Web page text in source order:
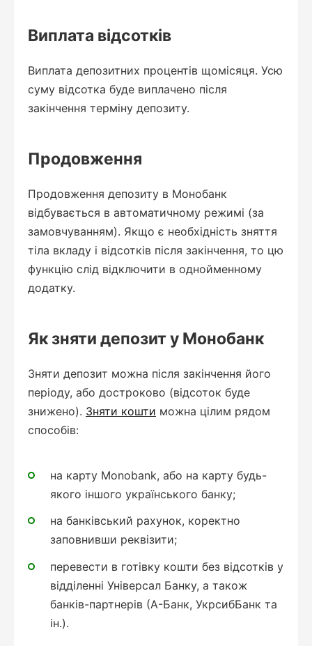
Виплата відсотків
Виплата депозитних процентів щомісяця. Усю
суму відсотка буде виплачено після
закінчення терміну депозиту.
Продовження
Продовження депозиту в Монобанк
відбувається в автоматичному режимі (за
замовчуванням). Якщо є необхідність зняття
тіла вкладу і відсотків після закінчення, то цю
функцію слід відключити в однойменному
додатку.
Як зняти депозит у Монобанк
Зняти депозит можна після закінчення його
періоду, або достроково (відсоток буде
знижено). Зняти кошти можна цілим рядом
способів:
на карту Monobank, або на карту будь-
якого іншого українського банку;
на банківський рахунок, коректно
заповнивши реквізити;
перевести в готівку кошти без відсотків у
відділенні Універсал Банку, а також
банків-партнерів (А-Банк, УкрсибБанк та
ін.).